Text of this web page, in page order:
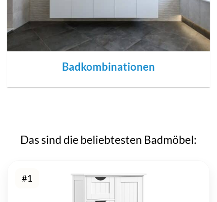
Badkombinationen
Das sind die beliebtesten Badmöbel:
#1